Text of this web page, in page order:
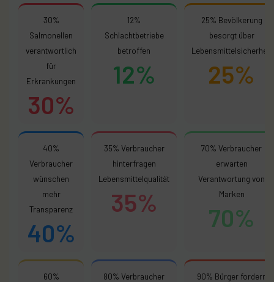
30%
Salmonellen
verantwortlich
für
Erkrankungen
30%
12%
Schlachtbetriebe
betroffen
12%
25% Bevölkerung
besorgt über
Lebensmittelsicherheit
25%
40%
Verbraucher
wünschen
mehr
Transparenz
40%
35% Verbraucher
hinterfragen
Lebensmittelqualität
35%
70% Verbraucher
erwarten
Verantwortung von
Marken
70%
60%
80% Verbraucher
90% Bürger fordern